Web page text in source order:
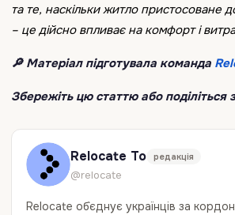
та те, наскільки житло пристосоване
– це дійсно впливає на комфорт і
🔎 Матеріал підготувала команда
Збережіть цю статтю або поділіться
Relocate To редакція
@relocate
Relocate об`єднує українців за